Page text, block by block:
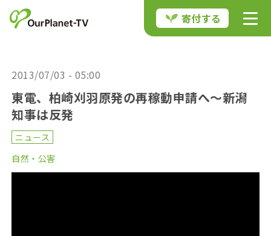
寄付する
2013/07/03 - 05:00
東電、柏崎刈羽原発の再稼動申請へ～新潟
知事は反発
ニュース
自然・公害